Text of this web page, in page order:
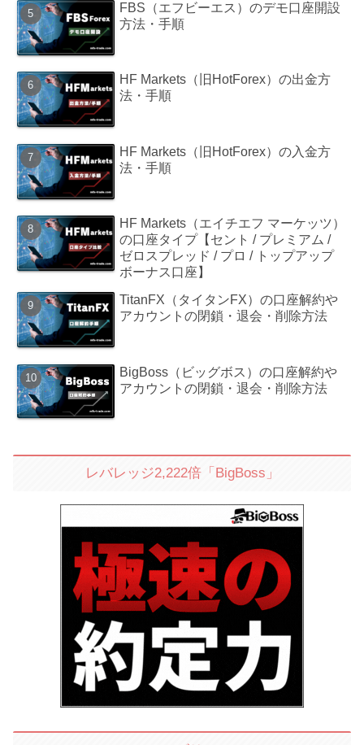
FBS（エフビーエス）のデモ口座開設
方法・手順
HF Markets（旧HotForex）の出金方
法・手順
HF Markets（旧HotForex）の入金方
法・手順
HF Markets（エイチエフ マーケッツ）
の口座タイプ【セント / プレミアム /
ゼロスプレッド / プロ / トップアップ
ボーナス口座】
TitanFX（タイタンFX）の口座解約や
アカウントの閉鎖・退会・削除方法
BigBoss（ビッグボス）の口座解約や
アカウントの閉鎖・退会・削除方法
レバレッジ2,222倍「BigBoss」